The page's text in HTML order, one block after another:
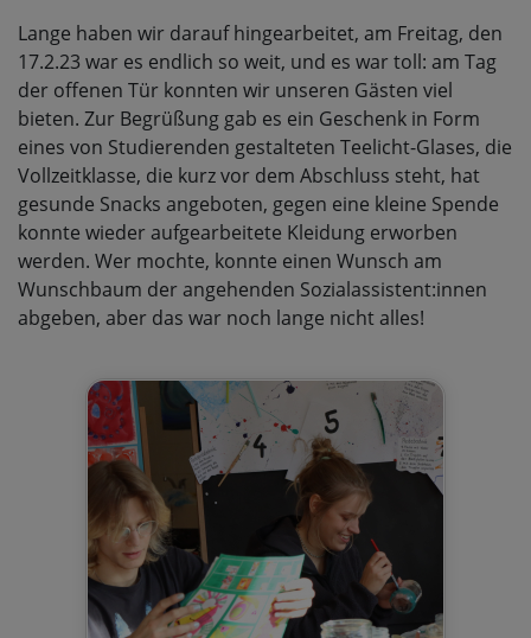
Lange haben wir darauf hingearbeitet, am Freitag, den
17.2.23 war es endlich so weit, und es war toll: am Tag
der offenen Tür konnten wir unseren Gästen viel
bieten. Zur Begrüßung gab es ein Geschenk in Form
eines von Studierenden gestalteten Teelicht-Glases, die
Vollzeitklasse, die kurz vor dem Abschluss steht, hat
gesunde Snacks angeboten, gegen eine kleine Spende
konnte wieder aufgearbeitete Kleidung erworben
werden. Wer mochte, konnte einen Wunsch am
Wunschbaum der angehenden Sozialassistent:innen
abgeben, aber das war noch lange nicht alles!